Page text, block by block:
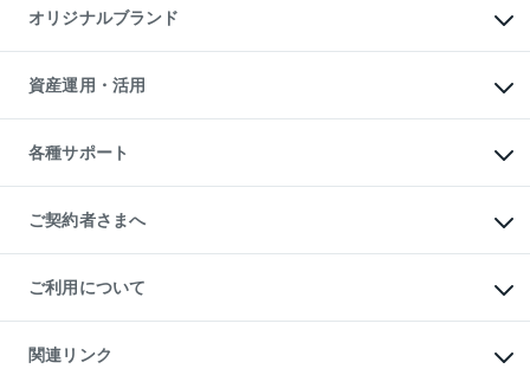
アパート経営
収益物件
ビル購入（ビル一棟）
投資用不動産の売却査定
事業用不動産の売却査定
マンションライブラリー
人気マンションランキング
暮らしに役立つ不動産メディア
不動産相場・不動産価格情報
不動産コラム・ニュース
不動産用語集
不動産なんでもネット相談室
住まいの税金
オリジナルブランド
一棟リノベーションマンション
L`GENTE（ルジェンテ）
区分リノベーションマンション
投資用一棟レジデンスWELL
不動産小口投資
LEGACIA（レガシア）
資産運用・活用
不動産M&A
アセットマネジメント・出資
各種サポート
相続サポート
リフォームサポート
ご契約者さまへ
ご紹介・再契約特典
入居者様専用-各種ご案内（賃貸）
東急こすもす会「こすもすWeb」
ご利用について
金融商品取引について
東急リバブル ソーシャルメディアポリシー
関連リンク